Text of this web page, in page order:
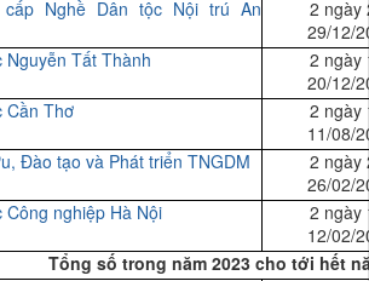
cấp Nghề Dân tộc Nội trú An
2 ngày
29/12/
Tất Thành
2 ngày
20/12/
Cần Thơ
2 ngày
11/08/
Đào tạo và Phát triển TNGDM
2 ngày
26/02/
nghiệp Hà Nội
2 ngày
12/02/
Tổng số trong năm 2023 cho tới hết